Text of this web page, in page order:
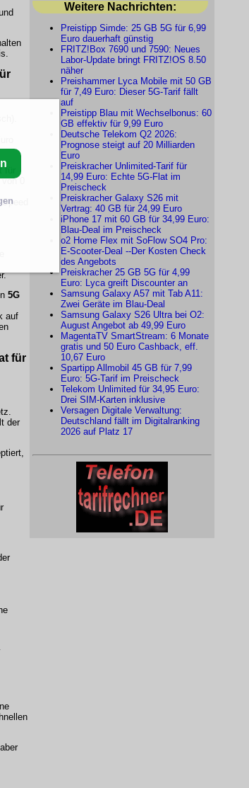
0
5G
auf
für
der
Weitere Nachrichten:
Preistipp Simde: 25 GB 5G für 6,99
Euro dauerhaft günstig
FRITZ!Box 7690 und 7590: Neues
Labor-Update bringt FRITZ!OS 8.50
näher
Preishammer Lyca Mobile mit 50 GB
für 7,49 Euro: Dieser 5G-Tarif fällt
auf
Preistipp Blau mit Wechselbonus: 60
GB effektiv für 9,99 Euro
Deutsche Telekom Q2 2026:
Prognose steigt auf 20 Milliarden
Euro
Preiskracher Unlimited-Tarif für
14,99 Euro: Echte 5G-Flat im
Preischeck
Preiskracher Galaxy S26 mit
Vertrag: 40 GB für 24,99 Euro
iPhone 17 mit 60 GB für 34,99 Euro:
Blau-Deal im Preischeck
o2 Home Flex mit SoFlow SO4 Pro:
E-Scooter-Deal --Der Kosten Check
des Angebots
Preiskracher 25 GB 5G für 4,99
Euro: Lyca greift Discounter an
Samsung Galaxy A57 mit Tab A11:
Zwei Geräte im Blau-Deal
Samsung Galaxy S26 Ultra bei O2:
August Angebot ab 49,99 Euro
MagentaTV SmartStream: 6 Monate
gratis und 50 Euro Cashback, eff.
10,67 Euro
Spartipp Allmobil 45 GB für 7,99
Euro: 5G-Tarif im Preischeck
Telekom Unlimited für 34,95 Euro:
Drei SIM-Karten inklusive
Versagen Digitale Verwaltung:
Deutschland fällt im Digitalranking
2026 auf Platz 17